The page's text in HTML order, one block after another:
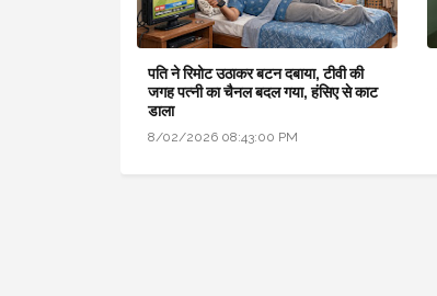
पति ने रिमोट उठाकर बटन दबाया, टीवी की
जगह पत्नी का चैनल बदल गया, हंसिए से काट
डाला
8/02/2026 08:43:00 PM